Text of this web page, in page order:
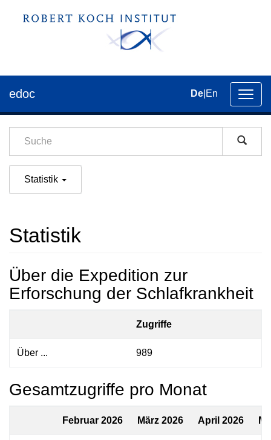
der
edoc De En
Statistik
Statistik
Über die Expedition zur
Erforschung der Schlafkrankheit
Zugriffe
Über ... 989
Gesamtzugriffe pro Monat
Februar 2026 März 2026 April 2026